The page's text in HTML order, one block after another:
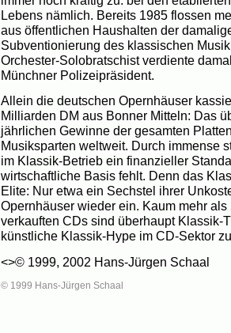
Lebens nämlich. Bereits 1985 flossen
aus öffentlichen Haushalten der
Subventionierung des klassischen
Orchester-Solobratschist verdiente
Münchner Polizeipräsident.
Allein die deutschen Opernhäuser
Milliarden DM aus Bonner Mitteln: Das
jährlichen Gewinne der gesamten
Musiksparten weltweit. Durch immense
im Klassik-Betrieb ein finanzieller
wirtschaftliche Basis fehlt. Denn das
Elite: Nur etwa ein Sechstel ihrer
Opernhäuser wieder ein. Kaum mehr
verkauften CDs sind überhaupt Klassik-
künstliche Klassik-Hype im CD-Sektor
<>© 1999, 2002 Hans-Jürgen Schaal
© 1999 Hans-Jürgen Schaal